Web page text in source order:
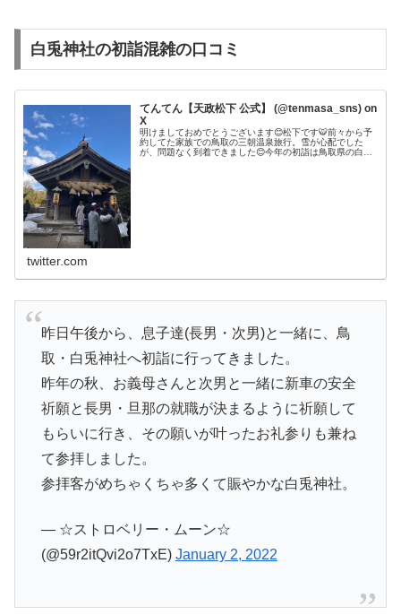
白兎神社の初詣混雑の口コミ
てんてん【天政松下 公式】 (@tenmasa_sns) on
X
明けましておめでとうございます😊松下です🐯前々から予
約してた家族での鳥取の三朝温泉旅行。雪が心配でした
が、問題なく到着できました😊今年の初詣は鳥取県の白兎
twitter.com
昨日午後から、息子達(長男・次男)と一緒に、鳥
取・白兎神社へ初詣に行ってきました。
昨年の秋、お義母さんと次男と一緒に新車の安全
祈願と長男・旦那の就職が決まるように祈願して
もらいに行き、その願いが叶ったお礼参りも兼ね
て参拝しました。
参拝客がめちゃくちゃ多くて賑やかな白兎神社。
— ☆ストロベリー・ムーン☆
(@59r2itQvi2o7TxE) January 2, 2022